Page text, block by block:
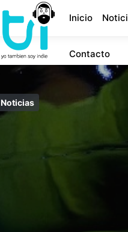
Inicio
Contacto
Noticias